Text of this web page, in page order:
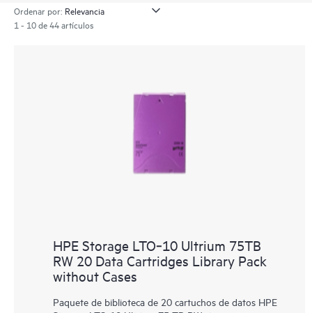
Ordenar por:
1 - 10 de 44 artículos
HPE Storage LTO‑10 Ultrium 75TB
RW 20 Data Cartridges Library Pack
without Cases
Paquete de biblioteca de 20 cartuchos de datos HPE